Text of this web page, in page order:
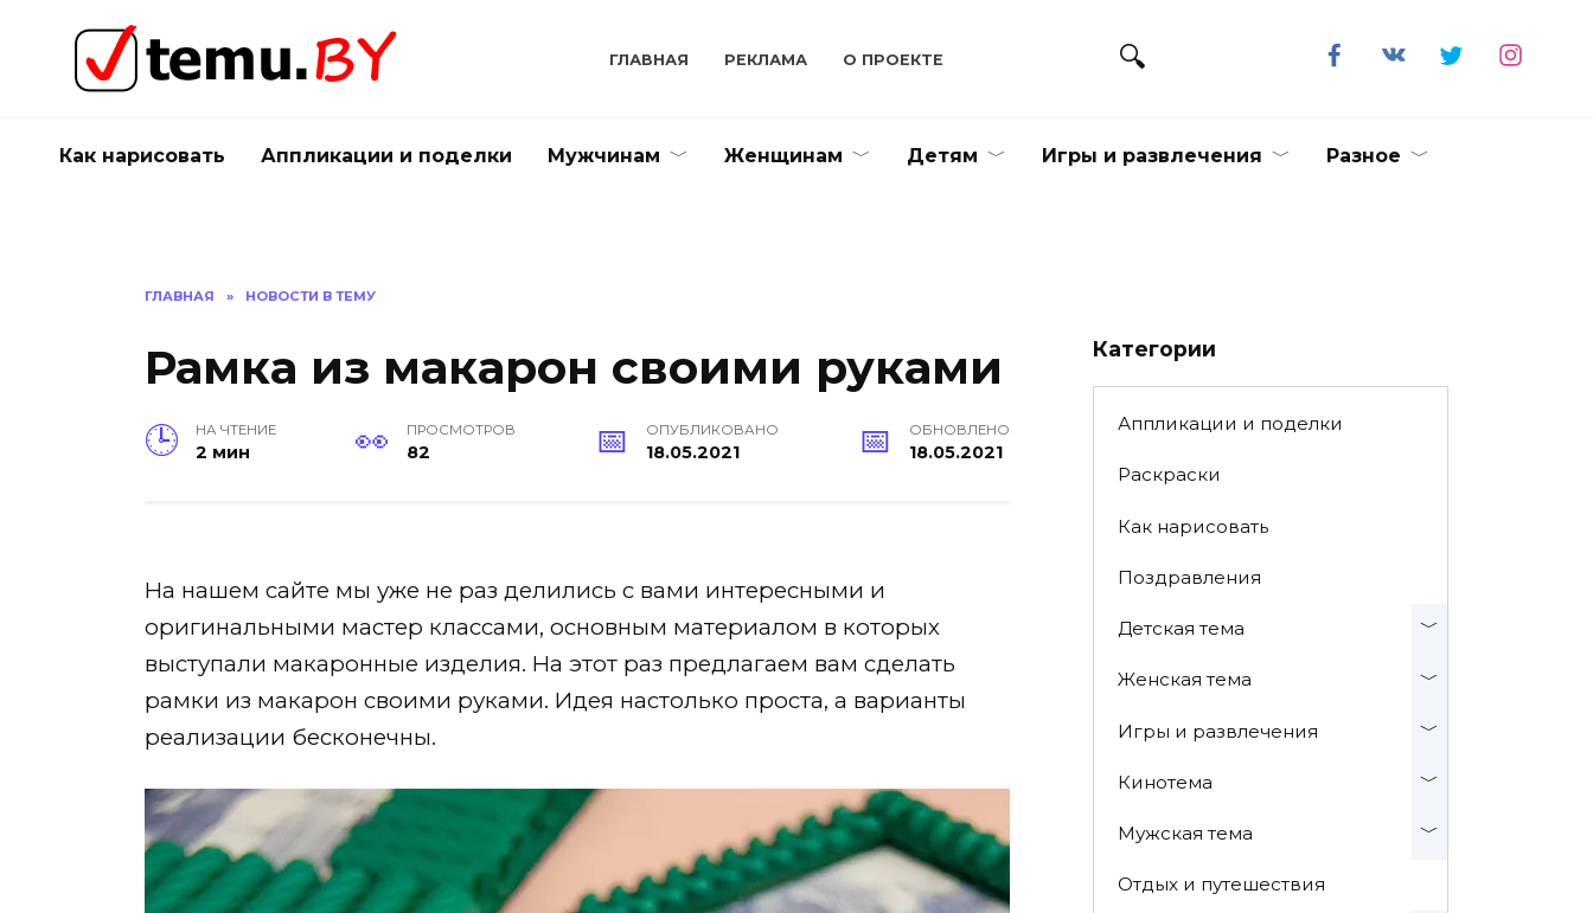
содержанию
ГЛАВНАЯ РЕКЛАМА О ПРОЕКТЕ
Как нарисовать Аппликации и поделки Мужчинам Женщинам Детям Игры и развлечения Разное
ГЛАВНАЯ » НОВОСТИ В ТЕМУ
Рамка из макарон своими руками
НА ЧТЕНИЕ
2 мин
ПРОСМОТРОВ
82
ОПУБЛИКОВАНО
18.05.2021
ОБНОВЛЕНО
18.05.2021
На нашем сайте мы уже не раз делились с вами интересными и
оригинальными мастер классами, основным материалом в которых
выступали макаронные изделия. На этот раз предлагаем вам сделать
рамки из макарон своими руками. Идея настолько проста, а варианты
реализации бесконечны.
Категории
Аппликации и поделки
Раскраски
Как нарисовать
Поздравления
Детская тема
Женская тема
Игры и развлечения
Кинотема
Мужская тема
Отдых и путешествия